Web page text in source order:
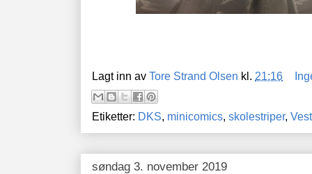
Lagt inn av Tore Strand Olsen kl. 21:16
Etiketter: DKS minicomics skolestriper,
søndag 3. november 2019